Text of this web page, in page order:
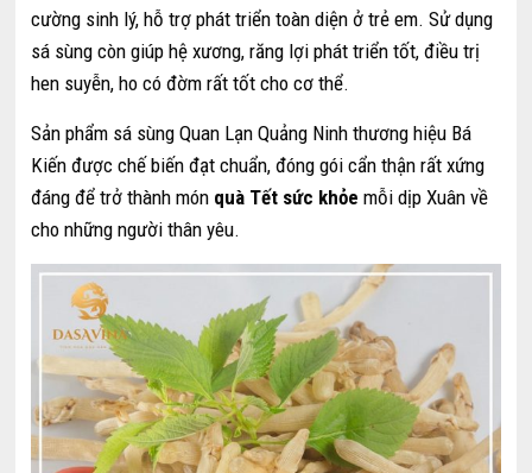
cường sinh lý, hỗ trợ phát triển toàn diện ở trẻ em. Sử dụng
sá sùng còn giúp hệ xương, răng lợi phát triển tốt, điều trị
hen suyễn, ho có đờm rất tốt cho cơ thể.
Sản phẩm sá sùng Quan Lạn Quảng Ninh thương hiệu Bá
Kiến được chế biến đạt chuẩn, đóng gói cẩn thận rất xứng
đáng để trở thành món quà Tết sức khỏe mỗi dịp Xuân về
cho những người thân yêu.